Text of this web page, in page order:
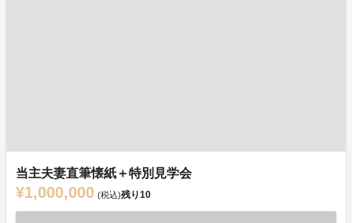
当主夫妻直筆懐紙＋特別見学会
¥1,000,000 (税込)残り10